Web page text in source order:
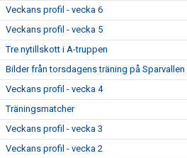
Veckans profil - vecka 6
Veckans profil - vecka 5
Tre nytillskott i A-truppen
Bilder från torsdagens träning på Sparvallen
Veckans profil - vecka 4
Träningsmatcher
Veckans profil - vecka 3
Veckans profil - vecka 2